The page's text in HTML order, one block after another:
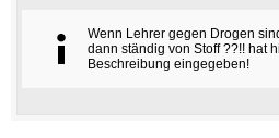
Wenn Lehrer gegen Drogen
dann ständig von Stoff ??!! hat
Beschreibung eingegeben!